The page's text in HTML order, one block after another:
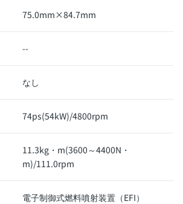
75.0mm×84.7mm
--
なし
74ps(54kW)/4800rpm
11.3kg・m(3600～4400N・
m)/111.0rpm
電子制御式燃料噴射装置（EFI）